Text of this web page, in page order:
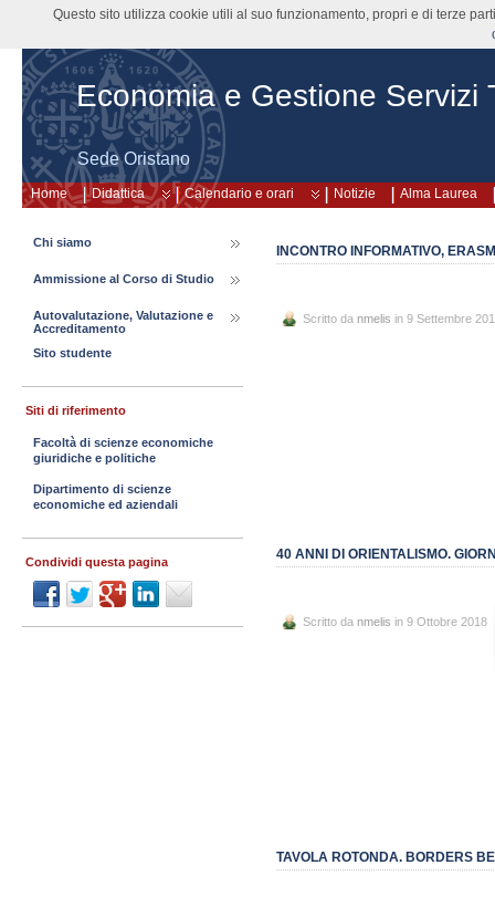
Economia e Gestione Servizi
Sede Oristano
Home Didattica Calendario e orari Notizie Alma Laurea
INCONTRO INFORMATIVO,
Scritto da nmelis in 9 Settembre
40 ANNI DI ORIENTALISMO.
Scritto da nmelis in 9 Ottobre 2018
TAVOLA ROTONDA. BORDERS
Chi siamo
Ammissione al Corso di Studio
Autovalutazione, Valutazione e
Accreditamento
Sito studente
Siti di riferimento
Facoltà di scienze economiche
giuridiche e politiche
Dipartimento di scienze
economiche ed aziendali
Condividi questa pagina
Questo sito utilizza cookie utili al suo funzionamento, propri e di terze